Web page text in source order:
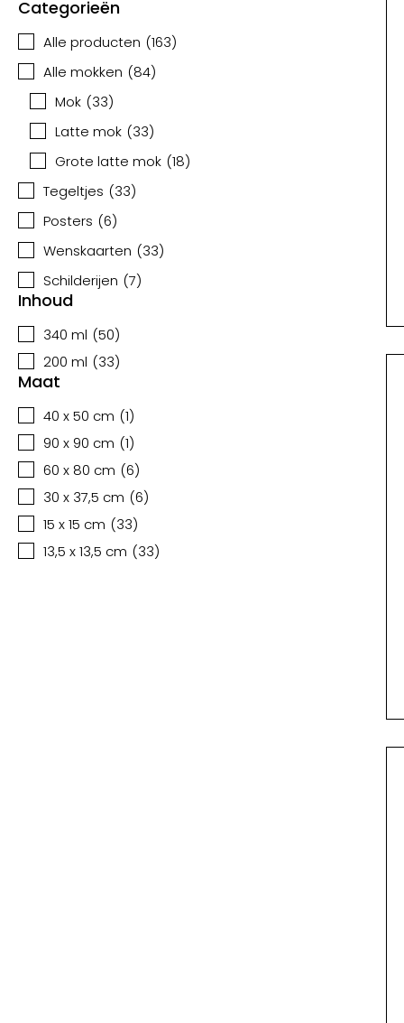
Categorieën
Alle producten (163)
Alle mokken (84)
Mok (33)
Latte mok (33)
Grote latte mok (18)
Tegeltjes (33)
Posters (6)
Wenskaarten (33)
Schilderijen (7)
Inhoud
340 ml (50)
200 ml (33)
Maat
40 x 50 cm (1)
90 x 90 cm (1)
60 x 80 cm (6)
30 x 37,5 cm (6)
15 x 15 cm (33)
13,5 x 13,5 cm (33)